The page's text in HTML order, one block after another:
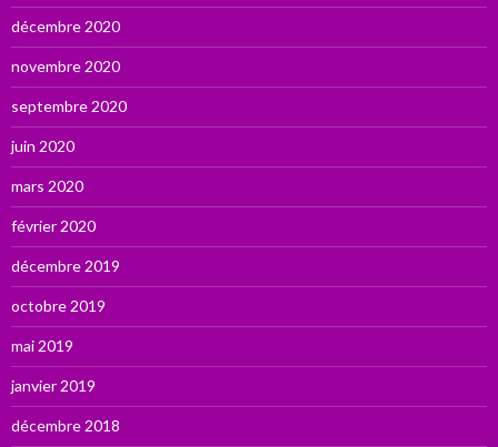
décembre 2020
novembre 2020
septembre 2020
juin 2020
mars 2020
février 2020
décembre 2019
octobre 2019
mai 2019
janvier 2019
décembre 2018